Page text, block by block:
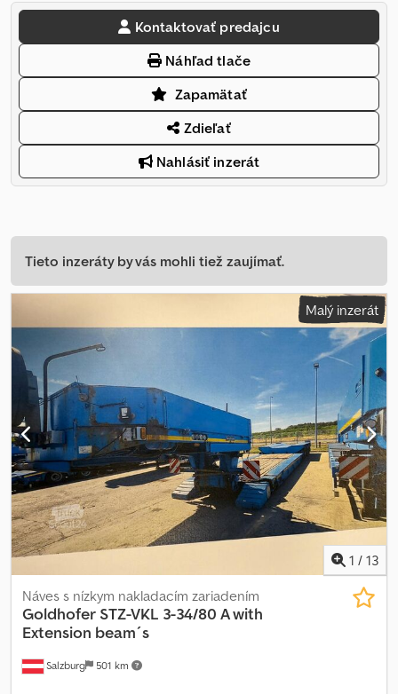
Kontaktovať predajcu
Náhľad tlače
Zapamätať
Zdieľať
Nahlásiť inzerát
Tieto inzeráty by vás mohli tiež zaujímať.
Malý inzerát
1 / 13
Salzburg 501 km
Náves s nízkym nakladacím zariadením
Goldhofer STZ-VKL 3-34/80 A with
Extension beam´s